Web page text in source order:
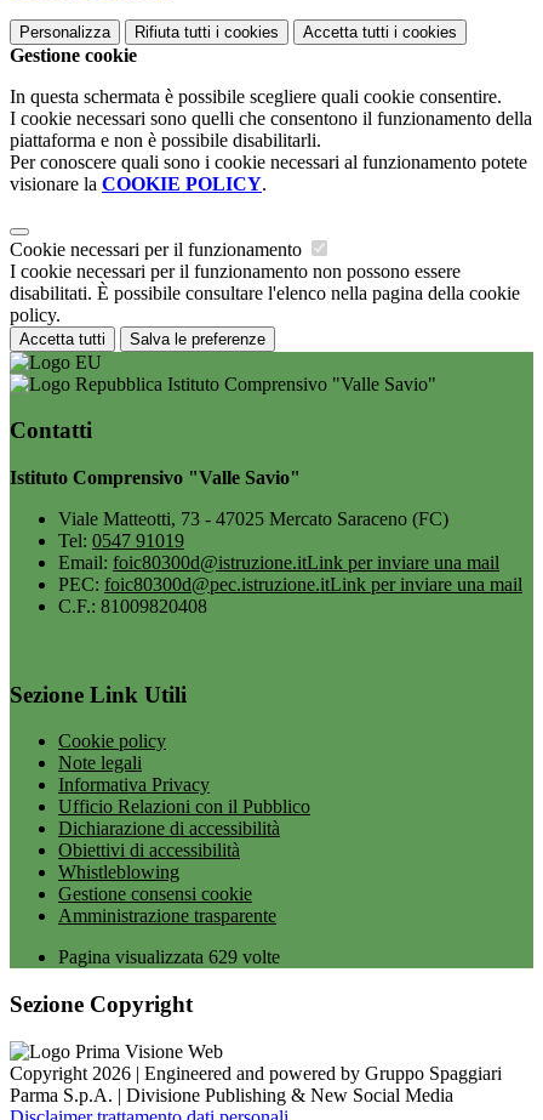
Personalizza Rifiuta tutti i cookies Accetta tutti i cookies
Gestione cookie
In questa schermata è possibile scegliere quali cookie consentire.
I cookie necessari sono quelli che consentono il funzionamento della
piattaforma e non è possibile disabilitarli.
Per conoscere quali sono i cookie necessari al funzionamento potete
visionare la COOKIE POLICY.
Cookie necessari per il funzionamento
I cookie necessari per il funzionamento non possono essere
disabilitati. È possibile consultare l'elenco nella pagina della cookie
policy.
Accetta tutti Salva le preferenze
Istituto Comprensivo "Valle Savio"
Contatti
Istituto Comprensivo "Valle Savio"
Viale Matteotti, 73 - 47025 Mercato Saraceno (FC)
Tel: 0547 91019
Email: foic80300d@istruzione.itLink per inviare una mail
PEC: foic80300d@pec.istruzione.itLink per inviare una mail
C.F.: 81009820408
Sezione Link Utili
Cookie policy
Note legali
Informativa Privacy
Ufficio Relazioni con il Pubblico
Dichiarazione di accessibilità
Obiettivi di accessibilità
Whistleblowing
Gestione consensi cookie
Amministrazione trasparente
Pagina visualizzata 629 volte
Sezione Copyright
Copyright 2026 | Engineered and powered by Gruppo Spaggiari
Parma S.p.A. | Divisione Publishing & New Social Media